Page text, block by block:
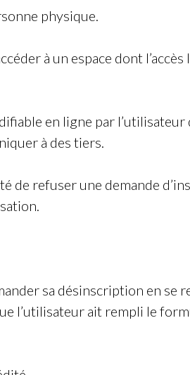
physique.
à un espace dont
en ligne par
à des tiers.
de refuser une demande
sa désinscription en se
l’utilisateur ait rempli le